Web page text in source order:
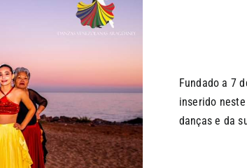
Fundado a 7
inserido
danças e da